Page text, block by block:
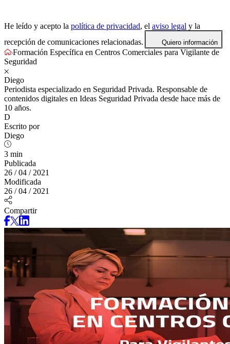
He leído y acepto la política de privacidad, el aviso legal y la
recepción de comunicaciones relacionadas.
Quiero información
Formación Específica en Centros Comerciales para Vigilante de
Seguridad
Diego
Periodista especializado en Seguridad Privada. Responsable de
contenidos digitales en Ideas Seguridad Privada desde hace más de
10 años.
D
Escrito por
Diego
3 min
Publicada
26 / 04 / 2021
Modificada
26 / 04 / 2021
Compartir